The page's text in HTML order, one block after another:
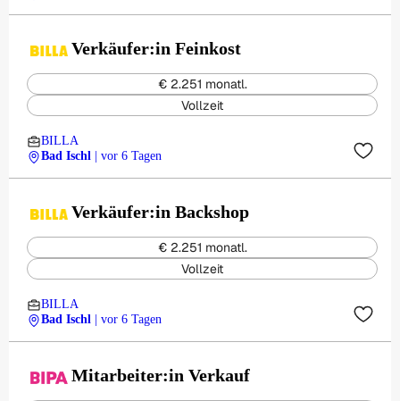
Verkäufer:in Feinkost
€ 2.251 monatl.
Vollzeit
BILLA
Bad Ischl
| vor 6 Tagen
Verkäufer:in Backshop
€ 2.251 monatl.
Vollzeit
BILLA
Bad Ischl
| vor 6 Tagen
Mitarbeiter:in Verkauf